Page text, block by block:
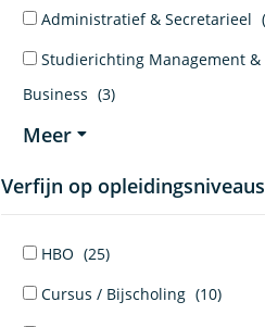
Administratief & Secretarieel
Studierichting Management &
Business (3)
Meer
Verfijn op opleidingsniveaus
HBO (25)
Cursus / Bijscholing (10)